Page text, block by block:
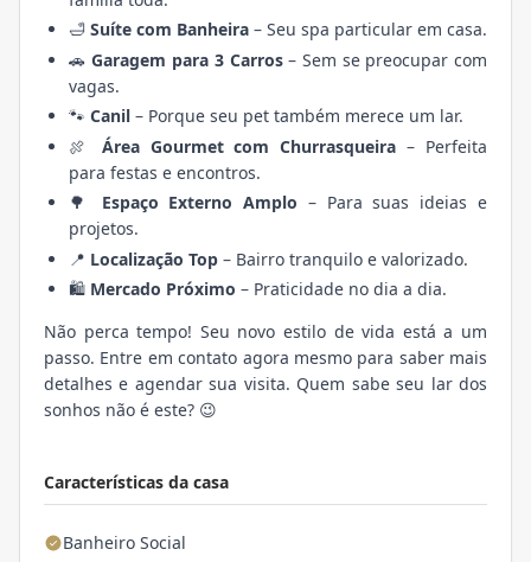
Características da casa
Banheiro Social
🛁 Suíte com Banheira – Seu spa particular em casa.
🚗Garagem para 3 Carros– Sem se preocupar com
vagas.
🐾 Canil – Porque seu pet também merece um lar.
🍖 Área Gourmet com Churrasqueira – Perfeita
para festas e encontros.
🌳 Espaço Externo Amplo – Para suas ideias e
projetos.
📍 Localização Top – Bairro tranquilo e valorizado.
🛍️ Mercado Próximo – Praticidade no dia a dia.
Não perca tempo! Seu novo estilo de vida está a um
passo. Entre em contato agora mesmo para saber mais
detalhes e agendar sua visita. Quem sabe seu lar dos
sonhos não é este? 😉